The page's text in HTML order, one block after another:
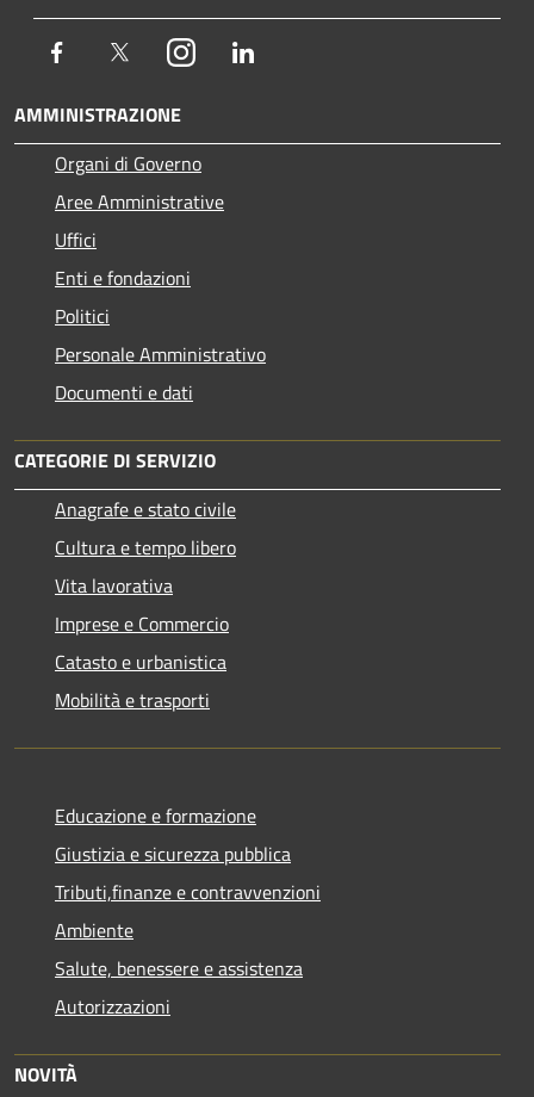
Facebook TwitterInstagram
AMMINISTRAZIONE
Organi di Governo
Aree Amministrative
Uffici
Enti e fondazioni
Politici
Personale Amministrativo
Documenti e dati
CATEGORIE DI SERVIZIO
Anagrafe e stato civile
Cultura e tempo libero
Vita lavorativa
Imprese e Commercio
Catasto e urbanistica
Mobilità e trasporti
Educazione e formazione
Giustizia e sicurezza pubblica
Tributi,finanze e contravvenzioni
Ambiente
Salute, benessere e assistenza
Autorizzazioni
NOVITÀ